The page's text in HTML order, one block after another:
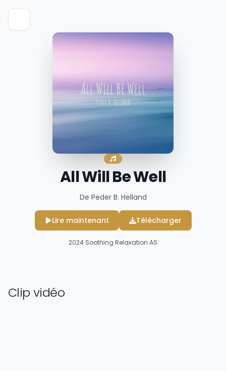
All Will Be Well
De Peder B. Helland
Lire maintenant Télécharger
2024 Soothing Relaxation AS
Clip vidéo